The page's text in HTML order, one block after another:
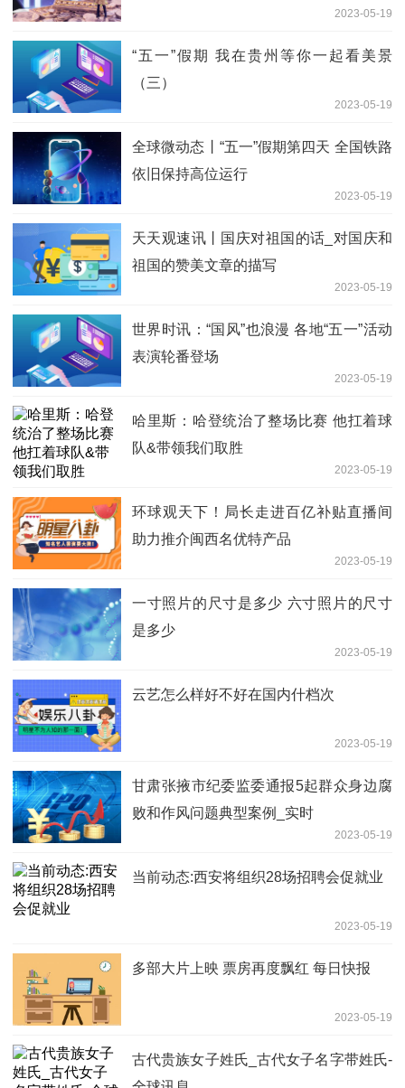
2023-05-19
“五一”假期 我在贵州等你一起看美景
（三）
2023-05-19
全球微动态丨“五一”假期第四天 全国铁路
依旧保持高位运行
2023-05-19
天天观速讯丨国庆对祖国的话_对国庆和
祖国的赞美文章的描写
2023-05-19
世界时讯：“国风”也浪漫 各地“五一”活动
表演轮番登场
2023-05-19
哈里斯：哈登统治了整场比赛 他扛着球
队&带领我们取胜
2023-05-19
环球观天下！局长走进百亿补贴直播间
助力推介闽西名优特产品
2023-05-19
一寸照片的尺寸是多少 六寸照片的尺寸
是多少
2023-05-19
云艺怎么样好不好在国内什档次
2023-05-19
甘肃张掖市纪委监委通报5起群众身边腐
败和作风问题典型案例_实时
2023-05-19
当前动态:西安将组织28场招聘会促就业
2023-05-19
多部大片上映 票房再度飘红 每日快报
2023-05-19
古代贵族女子姓氏_古代女子名字带姓氏-